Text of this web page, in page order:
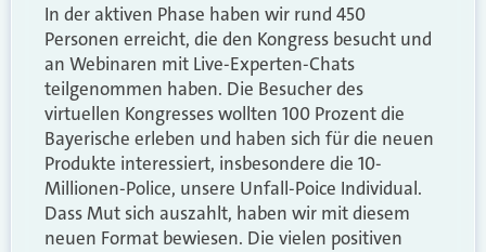
In der aktiven Phase haben wir rund 450
Personen erreicht, die den Kongress besucht und
an Webinaren mit Live-Experten-Chats
teilgenommen haben. Die Besucher des
virtuellen Kongresses wollten 100 Prozent die
Bayerische erleben und haben sich für die neuen
Produkte interessiert, insbesondere die 10-
Millionen-Police, unsere Unfall-Poice Individual.
Dass Mut sich auszahlt, haben wir mit diesem
neuen Format bewiesen. Die vielen positiven